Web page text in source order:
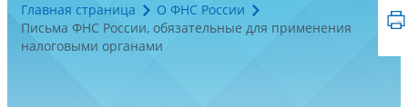
Главная страница
О ФНС России
Письма ФНС России, обязательные для применения
налоговыми органами